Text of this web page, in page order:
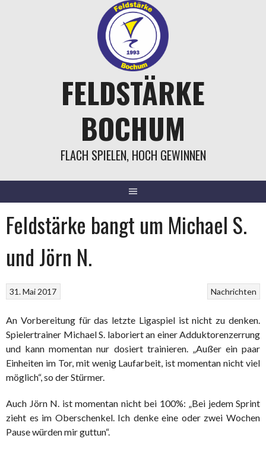
FELDSTÄRKE
BOCHUM
FLACH SPIELEN, HOCH GEWINNEN
Feldstärke bangt um Michael S.
und Jörn N.
Nachrichten
31. Mai 2017
An Vorbereitung für das letzte Ligaspiel ist nicht zu denken.
Spielertrainer Michael S. laboriert an einer Adduktorenzerrung
und kann momentan nur dosiert trainieren. „Außer ein paar
Einheiten im Tor, mit wenig Laufarbeit, ist momentan nicht viel
möglich“, so der Stürmer.
Auch Jörn N. ist momentan nicht bei 100%: „Bei jedem Sprint
zieht es im Oberschenkel. Ich denke eine oder zwei Wochen
Pause würden mir guttun“.